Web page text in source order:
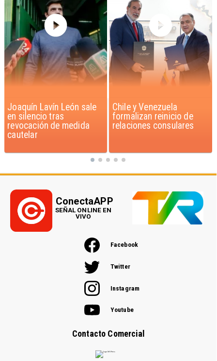
Chile y Venezuela
formalizan reinicio de
relaciones consulares
Feriantes rechazan
dichos de Camila Flores
sobre Fabiola Campillai
Facebook
Twitter
Instagram
Youtube
Contacto Comercial
ConectaAPP
SEÑAL ONLINE EN
VIVO